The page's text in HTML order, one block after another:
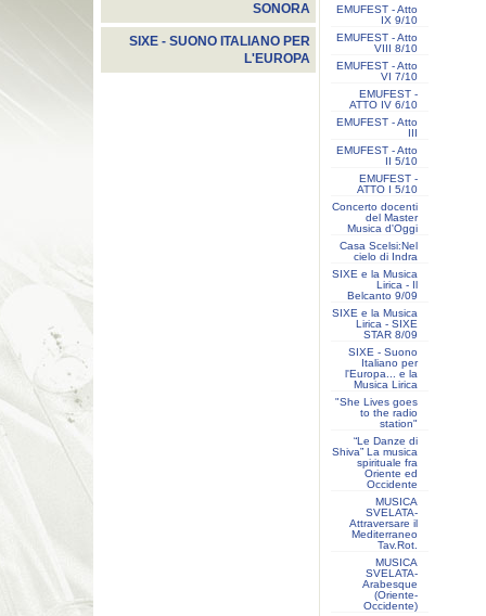
SONORA
SIXE - SUONO ITALIANO PER
L'EUROPA
EMUFEST - Atto
IX 9/10
EMUFEST - Atto
VIII 8/10
EMUFEST - Atto
VI 7/10
EMUFEST -
ATTO IV 6/10
EMUFEST - Atto
III
EMUFEST - Atto
II 5/10
EMUFEST -
ATTO I 5/10
Concerto docenti
del Master
Musica d'Oggi
Casa Scelsi:Nel
cielo di Indra
SIXE e la Musica
Lirica - Il
Belcanto 9/09
SIXE e la Musica
Lirica - SIXE
STAR 8/09
SIXE - Suono
Italiano per
l'Europa... e la
Musica Lirica
"She Lives goes
to the radio
station"
“Le Danze di
Shiva” La musica
spirituale fra
Oriente ed
Occidente
MUSICA
SVELATA-
Attraversare il
Mediterraneo
Tav.Rot.
MUSICA
SVELATA-
Arabesque
(Oriente-
Occidente)